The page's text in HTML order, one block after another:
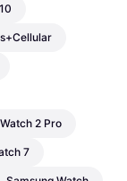
2 Pro
7